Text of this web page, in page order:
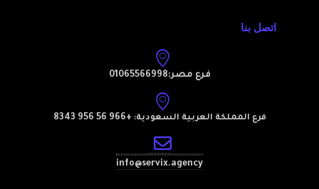
اتصل بنا
فرع مصر:01065566998
فرع المملكة العربية السعودية: +966 56 956 8343
info@servix.agency